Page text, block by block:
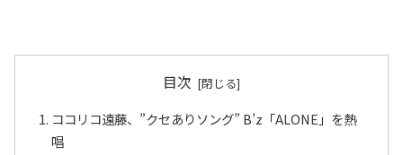
目次
ココリコ遠藤、”クセありソング” B’z「ALONE」を熱
唱